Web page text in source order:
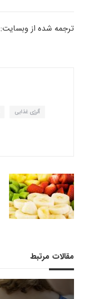
ترجمه شده از وبسایت: www.webmd.com
آلرژی غذایی
مقالات مرتبط